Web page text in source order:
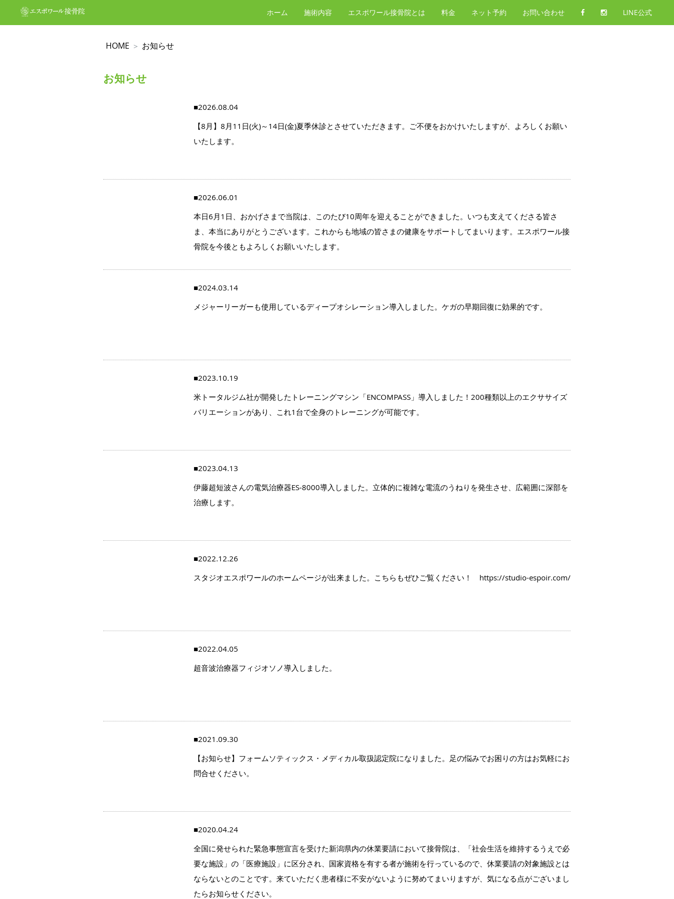
ホーム 施術内容 エスポワール接骨院とは 料金 ネット予約 お問い合わせ LINE公式
HOME お知らせ
お知らせ
■2026.08.04
【8月】8月11日(火)～14日(金)夏季休診とさせていただきます。ご不便をおかけいたしますが、よろしくお願い
いたします。
■2026.06.01
本日6月1日、おかげさまで当院は、このたび10周年を迎えることができました。いつも支えてくださる皆さ
ま、本当にありがとうございます。これからも地域の皆さまの健康をサポートしてまいります。エスポワール接
骨院を今後ともよろしくお願いいたします。
■2024.03.14
メジャーリーガーも使用しているディープオシレーション導入しました。ケガの早期回復に効果的です。
■2023.10.19
米トータルジム社が開発したトレーニングマシン「ENCOMPASS」導入しました！200種類以上のエクササイズ
バリエーションがあり、これ1台で全身のトレーニングが可能です。
■2023.04.13
伊藤超短波さんの電気治療器ES‐8000導入しました。立体的に複雑な電流のうねりを発生させ、広範囲に深部を
治療します。
■2022.12.26
スタジオエスポワールのホームページが出来ました。こちらもぜひご覧ください！ https://studio-espoir.com/
■2022.04.05
超音波治療器フィジオソノ導入しました。
■2021.09.30
【お知らせ】フォームソティックス・メディカル取扱認定院になりました。足の悩みでお困りの方はお気軽にお
問合せください。
■2020.04.24
全国に発せられた緊急事態宣言を受けた新潟県内の休業要請において接骨院は、「社会生活を維持するうえで必
要な施設」の「医療施設」に区分され、国家資格を有する者が施術を行っているので、休業要請の対象施設とは
ならないとのことです。来ていただく患者様に不安がないように努めてまいりますが、気になる点がございまし
たらお知らせください。